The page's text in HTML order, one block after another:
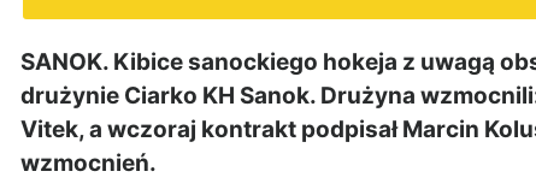
SANOK. Kibice sanockiego hokeja z uwagą
drużynie Ciarko KH Sanok. Drużyna
Vitek, a wczoraj kontrakt podpisał Marcin
wzmocnień.